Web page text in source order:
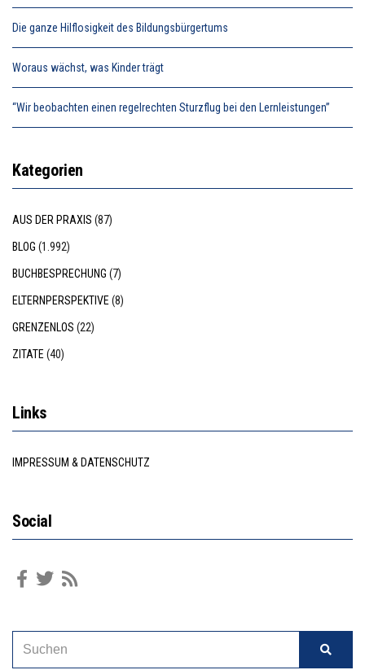
Die ganze Hilflosigkeit des Bildungsbürgertums
Woraus wächst, was Kinder trägt
“Wir beobachten einen regelrechten Sturzflug bei den Lernleistungen”
Kategorien
AUS DER PRAXIS (87)
BLOG (1.992)
BUCHBESPRECHUNG (7)
ELTERNPERSPEKTIVE(8)
GRENZENLOS (22)
ZITATE(40)
Links
IMPRESSUM & DATENSCHUTZ
Social